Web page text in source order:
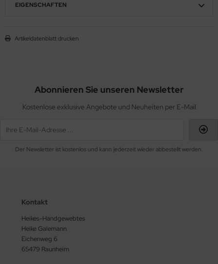
EIGENSCHAFTEN
Artikeldatenblatt drucken
Abonnieren Sie unseren Newsletter
Kostenlose exklusive Angebote und Neuheiten per E-Mail
Der Newsletter ist kostenlos und kann jederzeit wieder abbestellt werden.
Kontakt
Heikes-Handgewebtes
Heike Galemann
Eichenweg 6
65479 Raunheim